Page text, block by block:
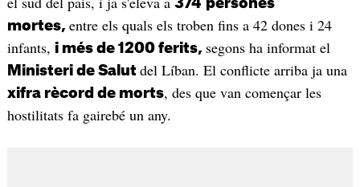
374 persones
mortes, entre els quals els troben fins a 42 dones i 24
infants, i més de 1200 ferits, segons ha informat el
Ministeri de Salut del Líban. El conflicte arriba ja una
xifra rècord de morts, des que van començar les
hostilitats fa gairebé un any.